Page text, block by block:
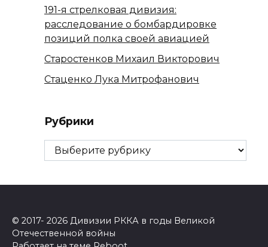
191-я стрелковая дивизия:
расследование о бомбардировке
позиций полка своей авиацией
Старостенков Михаил Викторович
Стаценко Лука Митрофанович
Рубрики
Рубрики
© 2017- 2026 Дивизии РККА в годы Великой
Отечественной войны